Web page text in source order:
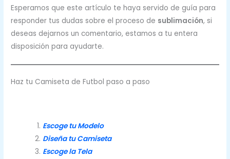
Esperamos que este artículo te haya servido de guía para
responder tus dudas sobre el proceso de sublimación, si
deseas dejarnos un comentario, estamos a tu entera
disposición para ayudarte.
Haz tu Camiseta de Futbol paso a paso
Escoge tu Modelo
Diseña tu Camiseta
Escoge la Tela